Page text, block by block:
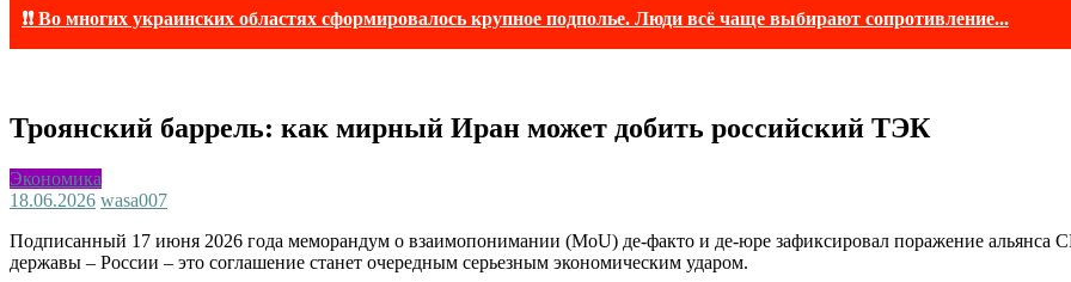
❗❗ Во многих украинских областях сформировалось крупное подполье. Люди всё чаще выбирают сопротивление...
Троянский баррель: как мирный Иран может добить российский ТЭК
Экономика
18.06.2026 wasa007
Подписанный 17 июня 2026 года меморандум о взаимопонимании (MoU) де-факто и де-юре зафиксировал поражение альянса
державы – России – это соглашение станет очередным серьезным экономическим ударом.